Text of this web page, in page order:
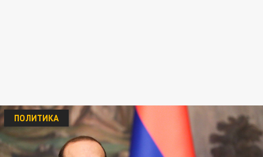
ПОЛИТИКА